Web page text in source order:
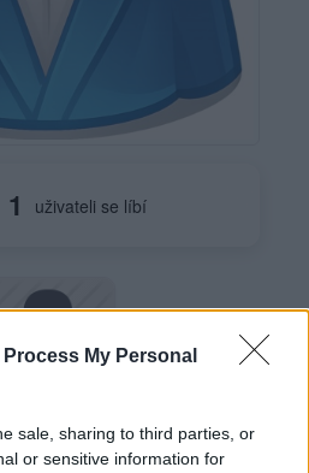
Process My Personal
sale, sharing to third parties, or
or sensitive information for
1 uživateli se líbí
já